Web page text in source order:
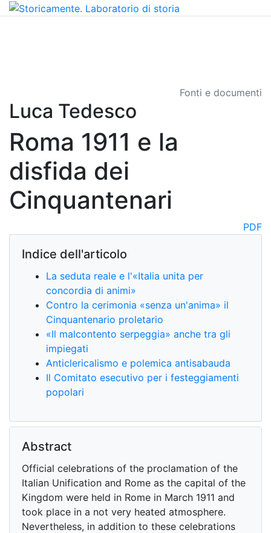
Fonti e documenti
Luca Tedesco
Roma 1911 e la
disfida dei
Cinquantenari
PDF
Indice dell'articolo
La seduta reale e l'«Italia unita per
concordia di animi»
Contro la cerimonia «senza un'anima» il
Cinquantenario proletario
«Il malcontento serpeggia» anche tra gli
impiegati
Anticlericalismo e polemica antisabauda
Il Comitato esecutivo per i festeggiamenti
popolari
Abstract
Official celebrations of the proclamation of the
Italian Unification and Rome as the capital of the
Kingdom were held in Rome in March 1911 and
took place in a not very heated atmosphere.
Nevertheless, in addition to these celebrations